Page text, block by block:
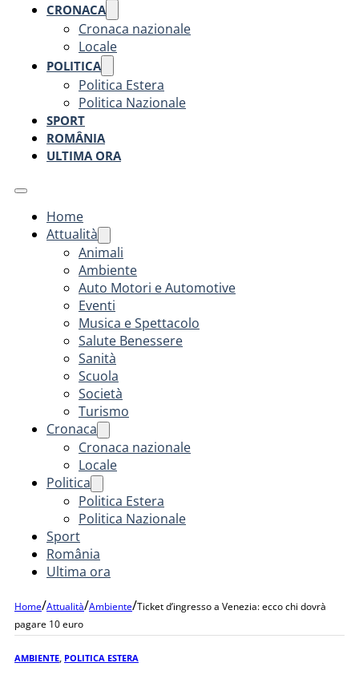
CRONACA
Cronaca nazionale
Locale
POLITICA
Politica Estera
Politica Nazionale
SPORT
ROMÂNIA
ULTIMA ORA
Home
Attualità
Animali
Ambiente
Auto Motori e Automotive
Eventi
Musica e Spettacolo
Salute Benessere
Sanità
Scuola
Società
Turismo
Cronaca
Cronaca nazionale
Locale
Politica
Politica Estera
Politica Nazionale
Sport
România
Ultima ora
Home/Attualità/Ambiente/Ticket d’ingresso a Venezia: ecco chi dovrà
pagare 10 euro
AMBIENTE POLITICA ESTERA